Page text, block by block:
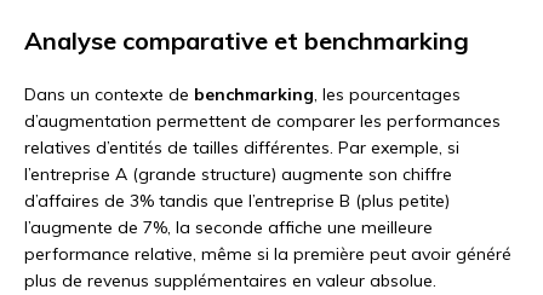
Analyse comparative et benchmarking
Dans un contexte de benchmarking, les pourcentages
d’augmentation permettent de comparer les performances
relatives d’entités de tailles différentes. Par exemple, si
l’entreprise A (grande structure) augmente son chiffre
d’affaires de 3% tandis que l’entreprise B (plus petite)
l’augmente de 7%, la seconde affiche une meilleure
performance relative, même si la première peut avoir généré
plus de revenus supplémentaires en valeur absolue.